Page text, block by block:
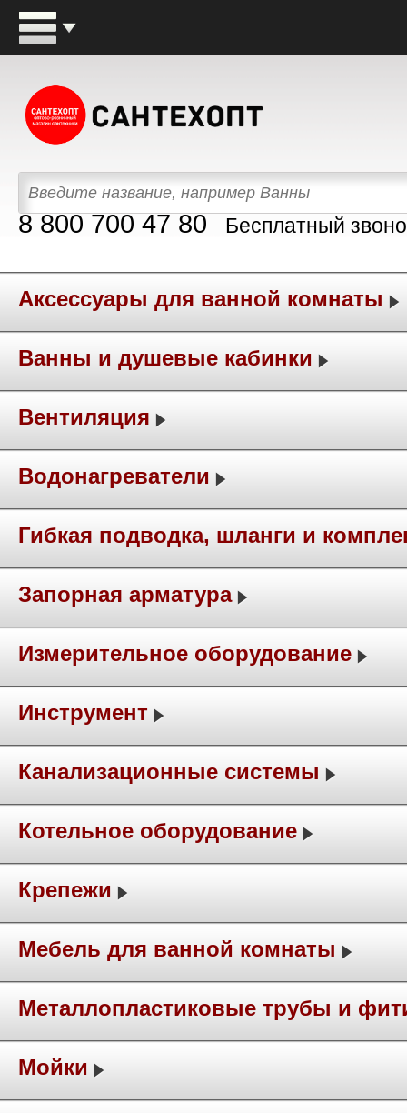
8 800 700 47 80 Бесплатный
Аксессуары для ванной комнаты
Ванны и душевые кабинки
Вентиляция
Водонагреватели
Гибкая подводка, шланги и
Запорная арматура
Измерительное оборудование
Инструмент
Канализационные системы
Котельное оборудование
Крепежи
Мебель для ванной комнаты
Металлопластиковые трубы и
Мойки